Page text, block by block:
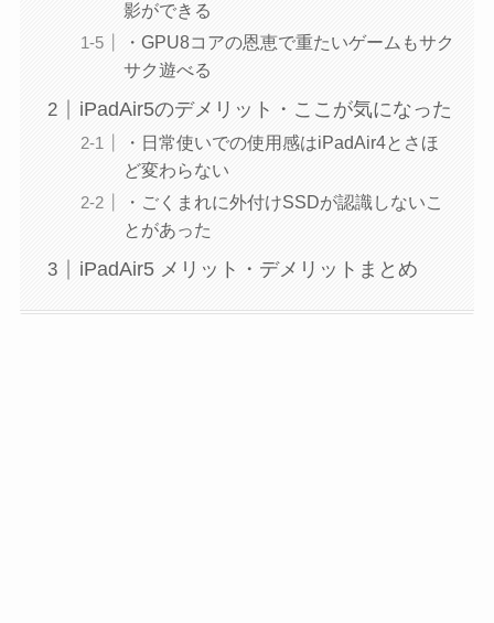
影ができる
・GPU8コアの恩恵で重たいゲームもサク
サク遊べる
iPadAir5のデメリット・ここが気になった
・日常使いでの使用感はiPadAir4とさほ
ど変わらない
・ごくまれに外付けSSDが認識しないこ
とがあった
iPadAir5 メリット・デメリットまとめ